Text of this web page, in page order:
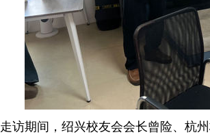
走访期间，绍兴校友会会长曾险、杭